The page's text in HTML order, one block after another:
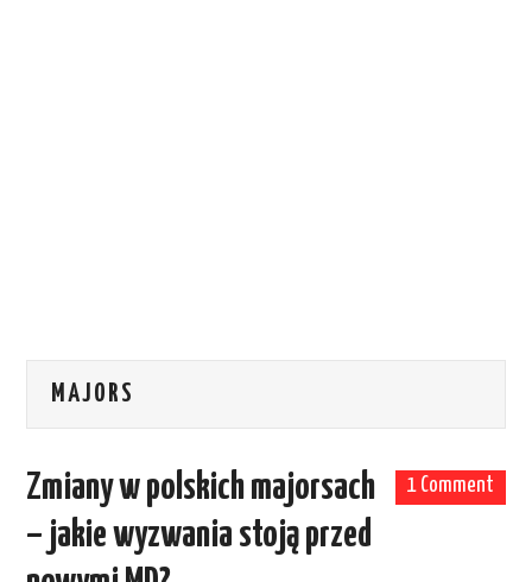
MAJORS
1 Comment
Zmiany w polskich majorsach
– jakie wyzwania stoją przed